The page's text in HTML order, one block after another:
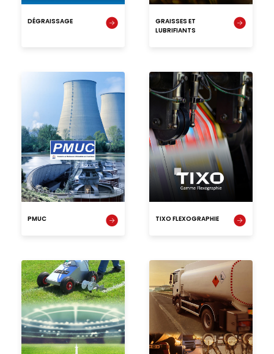
DÉGRAISSAGE
GRAISSES ET
LUBRIFIANTS
PMUC TIXO FLEXOGRAPHIE